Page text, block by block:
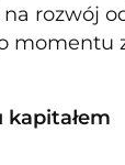
na rozwój
momentu